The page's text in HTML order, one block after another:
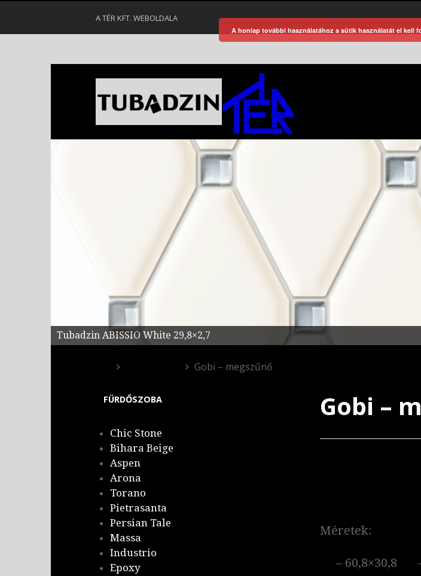
A TÉR KFT. WEBOLDALA
Tubadzin ABISSIO White 29,8×2,7
Gobi – megszűnő
Gobi –
Méretek:
– 60,8×30,8
FÜRDŐSZOBA
Chic Stone
Bihara Beige
Aspen
Arona
Torano
Pietrasanta
Persian Tale
Massa
Industrio
Epoxy
A honlap további használatához a sütik használatát el kell